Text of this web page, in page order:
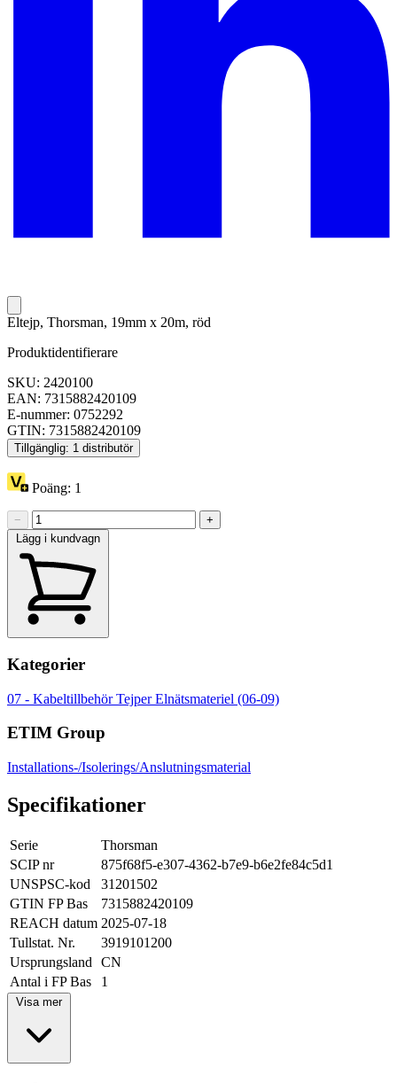
Eltejp, Thorsman, 19mm x 20m, röd
Produktidentifierare
SKU: 2420100
EAN: 7315882420109
E-nummer: 0752292
GTIN: 7315882420109
Tillgänglig: 1 distributör
Poäng: 1
−
+
Lägg i kundvagn
Kategorier
07 - KabeltillbehörTejperElnätsmateriel (06-09)
ETIM Group
Installations-/Isolerings/Anslutningsmaterial
Specifikationer
Serie
Thorsman
SCIP nr
875f68f5-e307-4362-b7e9-b6e2fe84c5d1
UNSPSC-kod
31201502
GTIN FP Bas
7315882420109
REACH datum 2025-07-18
Tullstat. Nr.
3919101200
Ursprungsland
CN
Antal i FP Bas
1
Visa mer